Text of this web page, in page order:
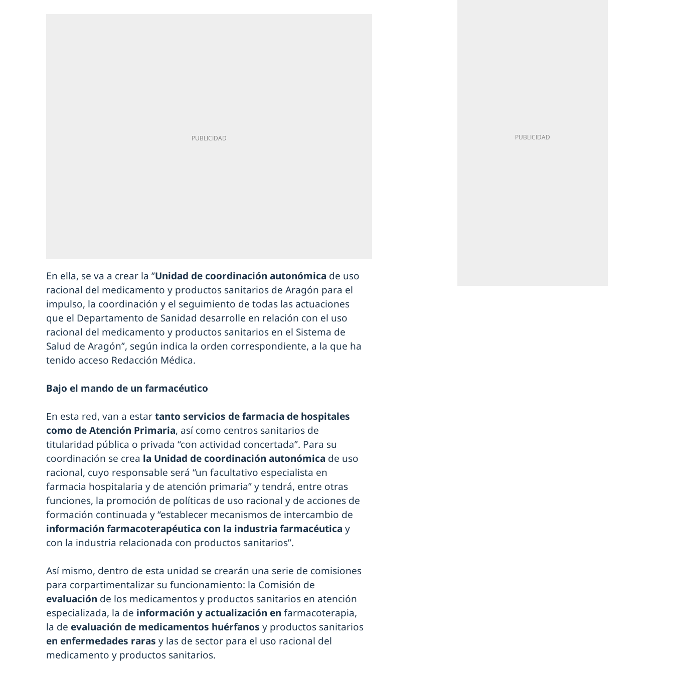
En ella, se va a crear la ”Unidad de coordinación autonómica de uso
racional del medicamento y productos sanitarios de Aragón para el
impulso, la coordinación y el seguimiento de todas las actuaciones
que el Departamento de Sanidad desarrolle en relación con el uso
racional del medicamento y productos sanitarios en el Sistema de
Salud de Aragón”, según indica la orden correspondiente, a la que ha
tenido acceso Redacción Médica.
Bajo el mando de un farmacéutico
En esta red, van a estartanto servicios de farmacia de hospitales
como de Atención Primaria, así como centros sanitarios de
titularidad pública o privada “con actividad concertada”. Para su
coordinación se crea la Unidad de coordinación autonómica de uso
racional, cuyo responsable será “un facultativo especialista en
farmacia hospitalaria y de atención primaria” y tendrá, entre otras
funciones, la promoción de políticas de uso racional y de acciones de
formación continuada y “establecer mecanismos de intercambio de
información farmacoterapéutica con la industria farmacéutica y
con la industria relacionada con productos sanitarios”.
Así mismo, dentro de esta unidad se crearán una serie de comisiones
para corpartimentalizar su funcionamiento: la Comisión de
evaluación de los medicamentos y productos sanitarios en atención
especializada, la de información y actualización en farmacoterapia,
la de evaluación de medicamentos huérfanos y productos sanitarios
en enfermedades raras y las de sector para el uso racional del
medicamento y productos sanitarios.